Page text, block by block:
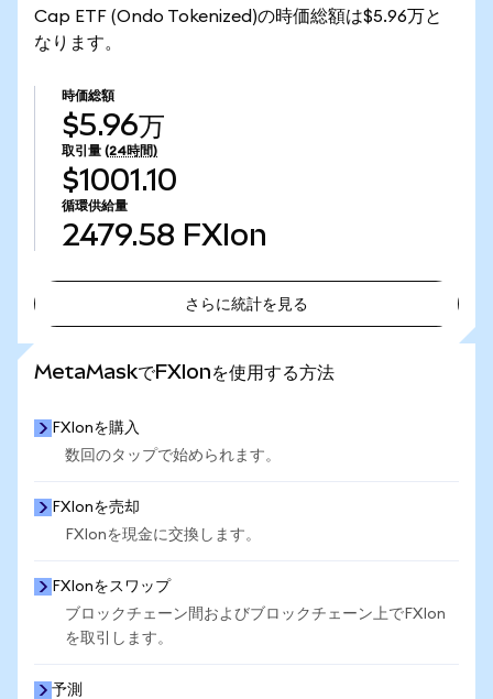
Cap ETF (Ondo Tokenized)の時価総額は$5.96万と
なります。
時価総額
$5.96万
取引量 (24時間)
$1001.10
循環供給量
2479.58 FXIon
さらに統計を見る
MetaMaskでFXIonを使用する方法
FXIonを購入
数回のタップで始められます。
FXIonを売却
FXIonを現金に交換します。
FXIonをスワップ
ブロックチェーン間およびブロックチェーン上でFXIon
を取引します。
予測